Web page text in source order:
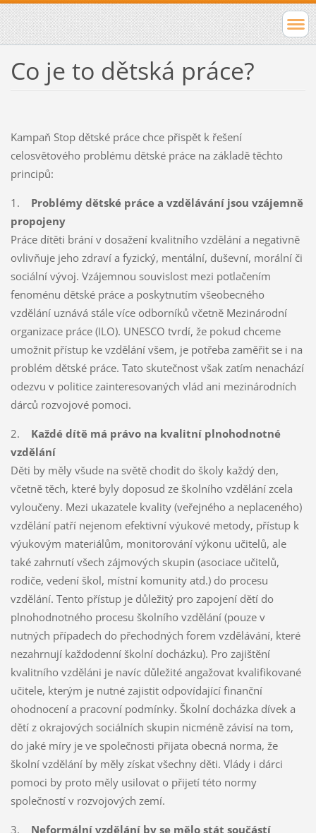
Co je to dětská práce?
Kampaň Stop dětské práce chce přispět k řešení
celosvětového problému dětské práce na základě těchto
principů:
1. Problémy dětské práce a vzdělávání jsou vzájemně
propojeny
Práce dítěti brání v dosažení kvalitního vzdělání a negativně
ovlivňuje jeho zdraví a fyzický, mentální, duševní, morální či
sociální vývoj. Vzájemnou souvislost mezi potlačením
fenoménu dětské práce a poskytnutím všeobecného
vzdělání uznává stále více odborníků včetně Mezinárodní
organizace práce (ILO). UNESCO tvrdí, že pokud chceme
umožnit přístup ke vzdělání všem, je potřeba zaměřit se i na
problém dětské práce. Tato skutečnost však zatím nenachází
odezvu v politice zainteresovaných vlád ani mezinárodních
dárců rozvojové pomoci.
2. Každé dítě má právo na kvalitní plnohodnotné
vzdělání
Děti by měly všude na světě chodit do školy každý den,
včetně těch, které byly doposud ze školního vzdělání zcela
vyloučeny. Mezi ukazatele kvality (veřejného a neplaceného)
vzdělání patří nejenom efektivní výukové metody, přístup k
výukovým materiálům, monitorování výkonu učitelů, ale
také zahrnutí všech zájmových skupin (asociace učitelů,
rodiče, vedení škol, místní komunity atd.) do procesu
vzdělání. Tento přístup je důležitý pro zapojení dětí do
plnohodnotného procesu školního vzdělání (pouze v
nutných případech do přechodných forem vzdělávání, které
nezahrnují každodenní školní docházku). Pro zajištění
kvalitního vzděláni je navíc důležité angažovat kvalifikované
učitele, kterým je nutné zajistit odpovídající finanční
ohodnocení a pracovní podmínky. Školní docházka dívek a
dětí z okrajových sociálních skupin nicméně závisí na tom,
do jaké míry je ve společnosti přijata obecná norma, že
školní vzdělání by měly získat všechny děti. Vlády i dárci
pomoci by proto měly usilovat o přijetí této normy
společností v rozvojových zemí.
3. Neformální vzdělání by se mělo stát součástí